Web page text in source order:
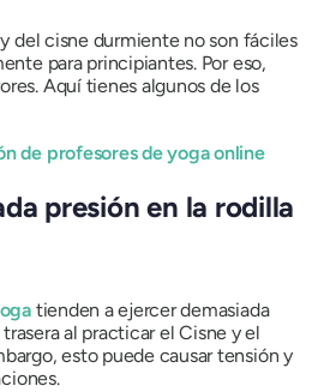
del cisne durmiente no son fáciles
para principiantes. Por eso,
Aquí tienes algunos de los
de profesores de yoga online
presión en la rodilla
tienden a ejercer demasiada
al practicar el Cisne y el
esto puede causar tensión y